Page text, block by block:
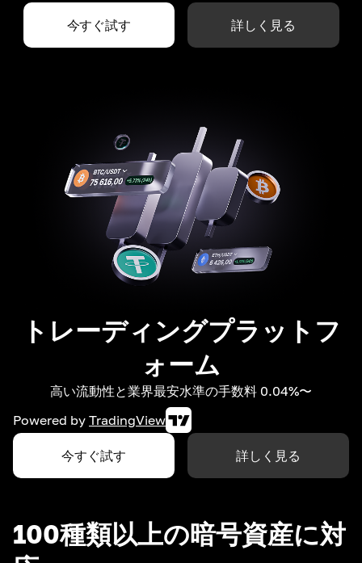
今すぐ試す 詳しく見る
トレーディングプラットフ
ォーム
高い流動性と業界最安水準の手数料 0.04%〜
Powered by TradingView
今すぐ試す 詳しく見る
100種類以上の暗号資産に対